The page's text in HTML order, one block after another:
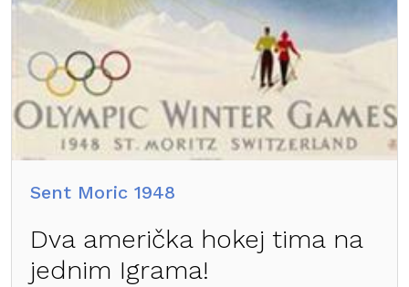
Sent Moric 1948
Dva američka hokej tima na
jednim Igrama!